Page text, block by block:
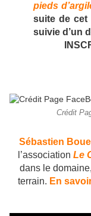
pieds
suite de cet
suivie d’un
Crédit
Sébastien
l’association Le
dans le
terrain. En